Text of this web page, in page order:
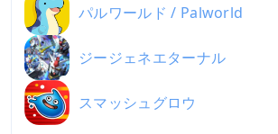
パルワールド / Palworld
ジージェネエターナル
スマッシュグロウ